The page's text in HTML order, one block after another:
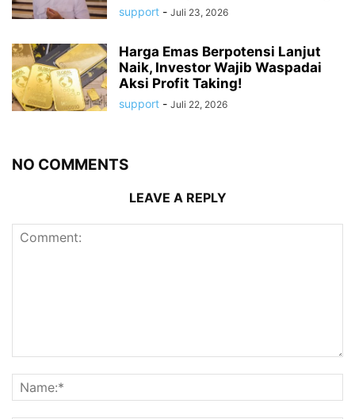
support - Juli 23, 2026
Harga Emas Berpotensi Lanjut
Naik, Investor Wajib Waspadai
Aksi Profit Taking!
support - Juli 22, 2026
NO COMMENTS
LEAVE A REPLY